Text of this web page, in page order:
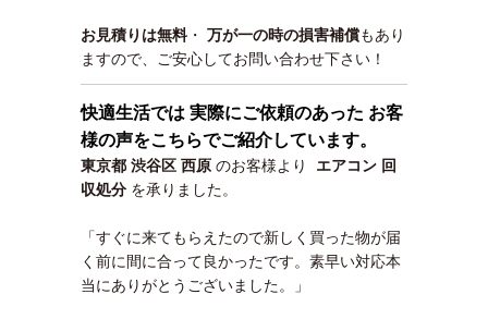
お見積りは無料・ 万が一の時の損害補償もあり
ますので、ご安心してお問い合わせ下さい！
快適生活では 実際にご依頼のあった お客
様の声をこちらでご紹介しています。
東京都 渋谷区 西原 のお客様より エアコン 回
収処分 を承りました。
「すぐに来てもらえたので新しく買った物が届
く前に間に合って良かったです。素早い対応本
当にありがとうございました。」